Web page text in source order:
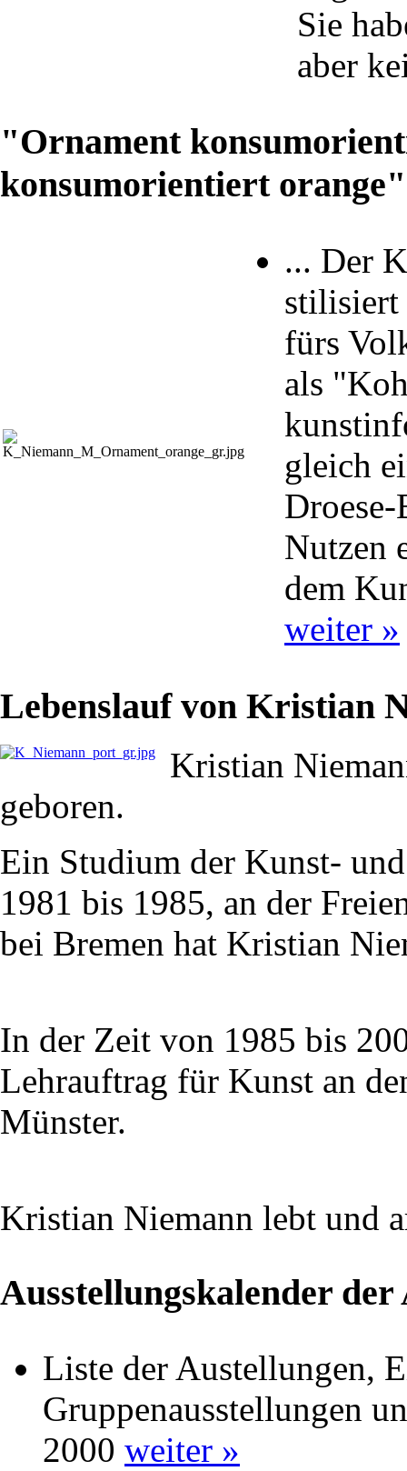
Sie
aber
"Ornament
konsumorientiert orange"
... Der
stilisiert
fürs
als
gleich
Nutzen
dem
weiter »
Lebenslauf von Kristian
Kristian
geboren.
Ein Studium der Kunst-
1981 bis 1985, an der
bei Bremen hat Kristian
In der Zeit von 1985 bis
Lehrauftrag für Kunst an
Münster.
Kristian Niemann lebt und
Ausstellungskalender der
Liste der Austellungen,
Gruppenausstellungen
2000 weiter »